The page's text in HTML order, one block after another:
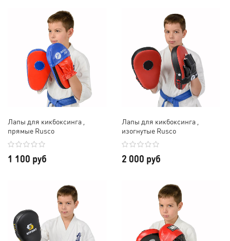
Лапы для кикбоксинга ,
прямые Rusco
1 100 руб
Лапы для кикбоксинга ,
изогнутые Rusco
2 000 руб